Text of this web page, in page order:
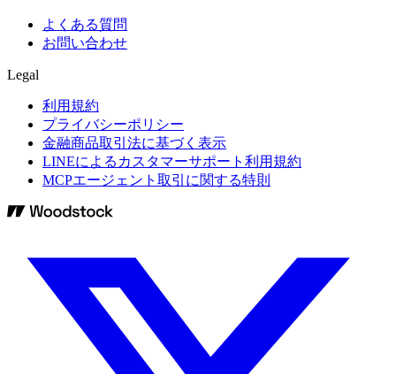
よくある質問
お問い合わせ
Legal
利用規約
プライバシーポリシー
金融商品取引法に基づく表示
LINEによるカスタマーサポート利用規約
MCPエージェント取引に関する特則